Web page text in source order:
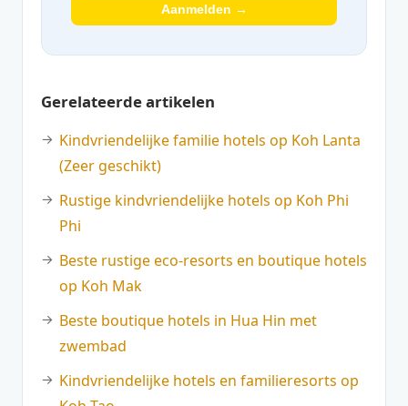
Aanmelden →
Gerelateerde artikelen
Kindvriendelijke familie hotels op Koh Lanta
(Zeer geschikt)
Rustige kindvriendelijke hotels op Koh Phi
Phi
Beste rustige eco-resorts en boutique hotels
op Koh Mak
Beste boutique hotels in Hua Hin met
zwembad
Kindvriendelijke hotels en familieresorts op